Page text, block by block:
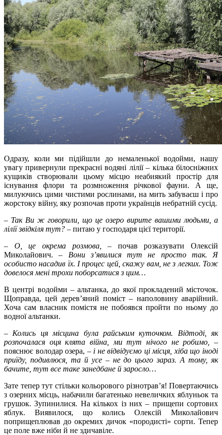
Одразу, коли ми підійшли до немаленької водойми, нашу
увагу привернули прекрасні водяні лілії – кілька білосніжних
кущиків створювали цьому місцю неабиякий простір для
існування флори та розмноження річкової фауни. А ще,
милуючись цими чистими рослинами, на мить забуваєш і про
жорстоку війну, яку розпочав проти українців небратній сусід.
– Так Ви ж говорили, що це озеро вирите вашими людьми, а
лілії звідкіля тут? – питаю у господаря цієї території.
– О, це окрема розмова,– почав розказувати Олексій
Миколайович. – Вони з’явилися тут не просто так. Я
особисто насадив їх. І процес цей, скажу вам, не з легких. Тож
довелося мені трохи поборсатися з цим…
В центрі водойми – альтанка, до якої прокладений місточок.
Щоправда, цей дерев’яний поміст – наполовину аварійний.
Хоча сам власник помістя не побоявся пройти по ньому до
водної альтанки.
– Колись ця місцина була райським куточком. Відтоді, як
розпочалася оця клята війна, ми тут нічого не робимо,
–
пояснює володар озера, –і не відвідуємо ці місця, хіба що іноді
приїду, подивлюся, та й усе –не до цього зараз. А тому, як
бачите, тут все таке занедбане й заросло…
Зате тепер тут стільки кольорового різнотрав’я! Повертаючись
з озерних місць, набачили багатенько невеличких яблуньок та
грушок. Зупинилися. На кількох із них – прищепи сортових
яблук. Виявилося, що колись Олексій Миколайович
поприщеплював до окремих дичок «породисті» сорти. Тепер
це поле вже ніби й не здичавіле.